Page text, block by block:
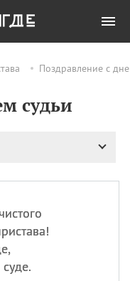
Поздравление с
судьи
Все
памяти жертв
атомной
Национальный день
пудинга
Дымняшки
Bear Day)